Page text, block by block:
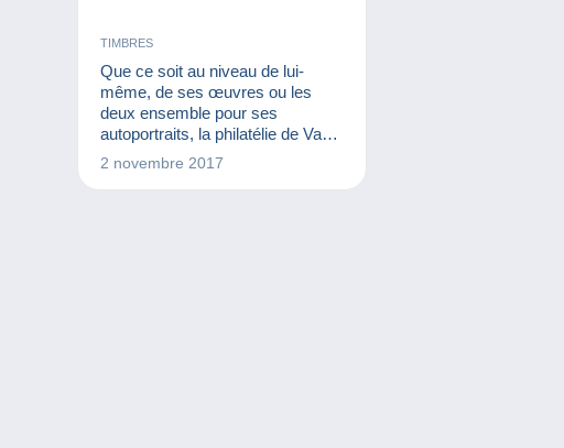
TIMBRES
Que ce soit au niveau de lui-
même, de ses œuvres ou les
deux ensemble pour ses
autoportraits, la philatélie de Van
Gogh est un sujet de choix
2 novembre 2017